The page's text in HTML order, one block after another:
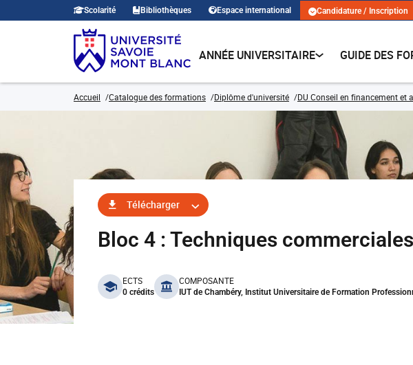
Scolarité Bibliothèques Espace international Candidature / Inscription
ANNÉE UNIVERSITAIRE GUIDE DES
Accueil Catalogue des formations Diplôme d'université DU Conseil en financement et
Télécharger
Bloc 4 : Techniques commerciales
benefits
ECTS
0 crédits
COMPOSANTE
IUT de Chambéry, Institut Universitaire de Formation